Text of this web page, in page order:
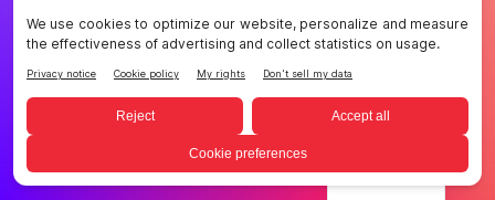
EnglishGermanFrenchSpanishPortuguese
French